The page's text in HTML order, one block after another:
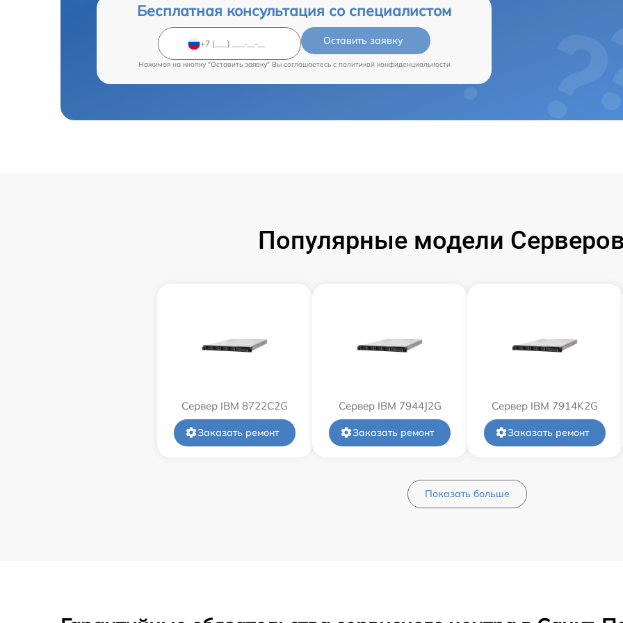
Бесплатная консультация со специалистом
Оставить заявку
Нажимая на кнопку "Оставить заявку" Вы соглашаетесь c политикой конфиденциальности
Популярные модели
Сервер IBM 8722C2G
Заказать ремонт
Сервер IBM 7944J2G
Заказать ремонт
Сервер IBM 7914K2G
Заказать ремонт
Показать больше